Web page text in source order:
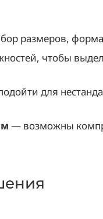
размеров,
чтобы
для
— возможны